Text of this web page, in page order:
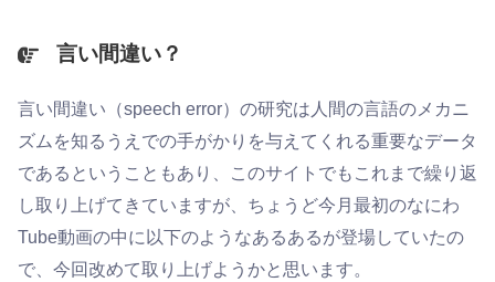
言い間違い？
言い間違い（speech error）の研究は人間の言語のメカニ
ズムを知るうえでの手がかりを与えてくれる重要なデータ
であるということもあり、このサイトでもこれまで繰り返
し取り上げてきていますが、ちょうど今月最初のなにわ
Tube動画の中に以下のようなあるあるが登場していたの
で、今回改めて取り上げようかと思います。